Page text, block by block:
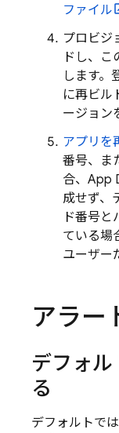
ファイル
プロビジ
ドし、
します。
に再ビル
ージョン
アプリを
番号、ま
合、 App
成せず、
ド番号
ている場
ユーザー
アラー
デフォ
る
デフォルトで